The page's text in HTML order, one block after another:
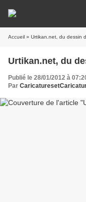
Accueil » Urtikan.net, du dessin
Urtikan.net, du
Publié le 28/01/2012 à
Par